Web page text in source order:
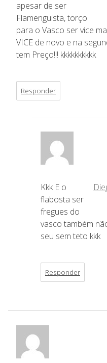
apesar de ser
Flamenguista, torço
para o Vasco ser vice
VICE de novo e na
tem Preço!!! kkkkkkkkkk
Responder
Kkk E o
flabosta ser
fregues do
vasco também
seu sem teto kkk
Responder